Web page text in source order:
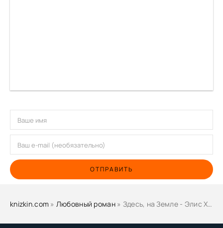
ОТПРАВИТЬ
knizkin.com » Любовный роман» Здесь, на Земле - Элис Хоффман